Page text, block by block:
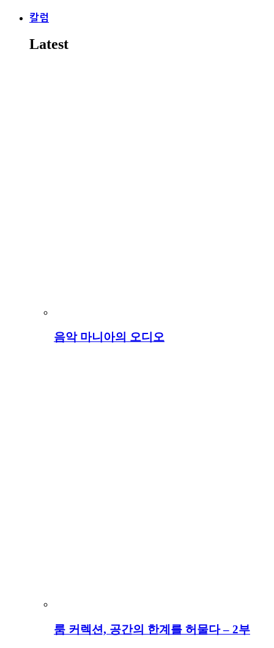
칼럼
Latest
음악 마니아의 오디오
룸 커렉션, 공간의 한계를 허물다 – 2부